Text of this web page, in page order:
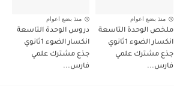
منذ بضع اعوام
ملخص الوحدة التاسعة
انكسار الضوء 1ثانوي
جذع مشترك علمي
فارس...
منذ بضع اعوام
دروس الوحدة التاسعة
انكسار الضوء 1ثانوي
جذع مشترك علمي
فارس...